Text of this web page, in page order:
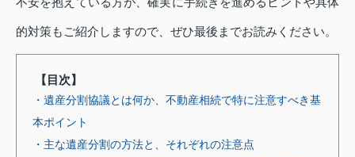
的対策もご紹介しますので、ぜひ最後までお読みください。
【目次】
・遺産分割協議とは何か、不動産相続で特に注意すべき基
本ポイント
・主な遺産分割の方法と、それぞれの注意点